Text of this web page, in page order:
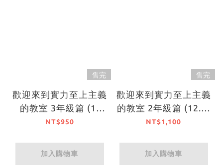
售完
歡迎來到實力至上主義
的教室 3年級篇 (1)
（特裝版）【4月上旬
NT$950
加入購物車
售完
歡迎來到實力至上主義
的教室 2年級篇 (12.5)
（特裝版）
NT$1,100
加入購物車